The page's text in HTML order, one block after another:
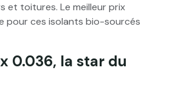
et toitures. Le meilleur prix
pour ces isolants bio-sourcés
0.036, la star du